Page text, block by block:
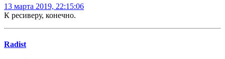
13 марта 2019, 22:15:06
К ресиверу, конечно.
Radist